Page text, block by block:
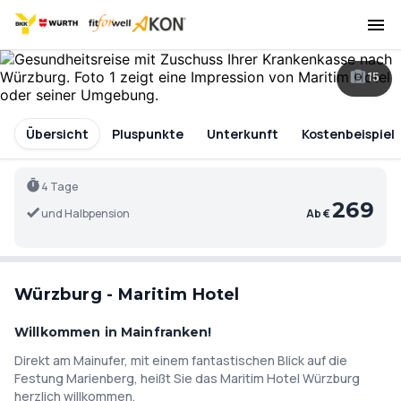
15
Übersicht Pluspunkte Unterkunft Kostenbeispiel
4 Tage
und Halbpension
Ab €269
Würzburg - Maritim Hotel
Willkommen in Mainfranken!
Direkt am Mainufer, mit einem fantastischen Blick auf die
Festung Marienberg, heißt Sie das Maritim Hotel Würzburg
herzlich willkommen.